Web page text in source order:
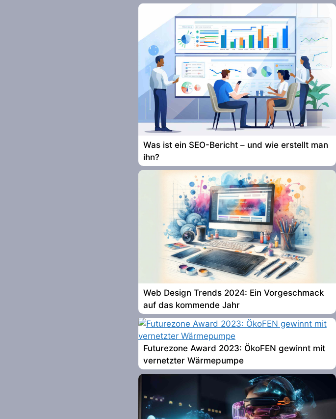
Was ist ein SEO-Bericht – und wie erstellt man
ihn?
Web Design Trends 2024: Ein Vorgeschmack
auf das kommende Jahr
Futurezone Award 2023: ÖkoFEN gewinnt mit
vernetzter Wärmepumpe